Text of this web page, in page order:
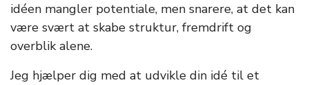
idéen mangler potentiale, men snarere, at det kan
være svært at skabe struktur, fremdrift og
overblik alene.
Jeg hjælper dig med at udvikle din idé til et